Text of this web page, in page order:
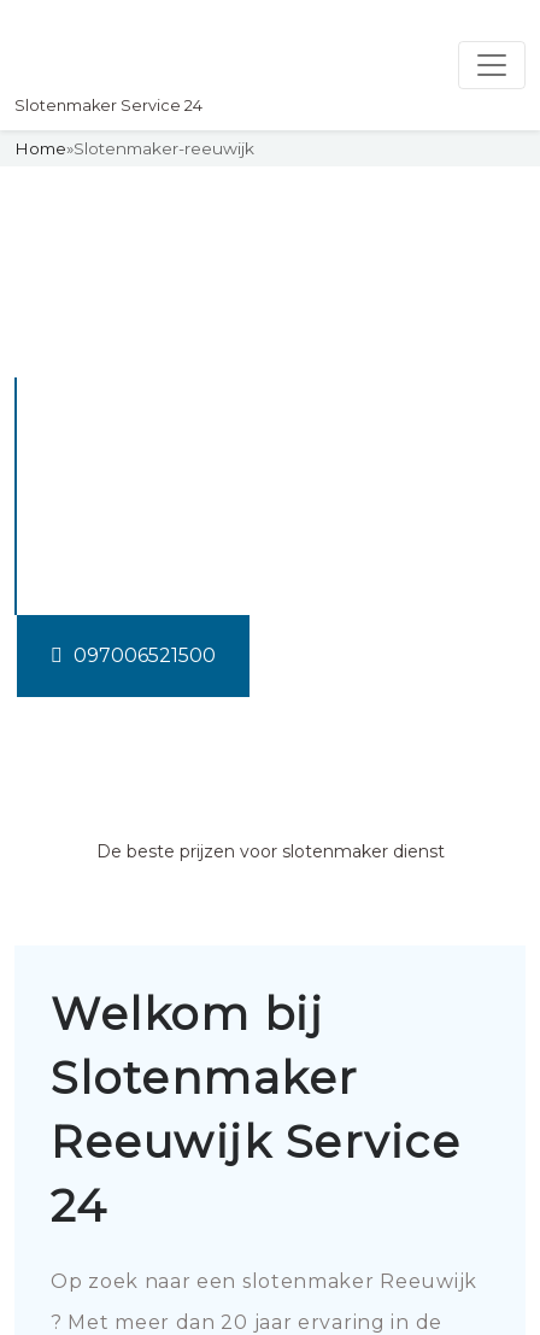
Slotenmaker Service 24
Home»Slotenmaker-reeuwijk
097006521500
De beste prijzen voor slotenmaker dienst
Welkom bij
Slotenmaker
Reeuwijk Service
24
Op zoek naar een slotenmaker Reeuwijk
? Met meer dan 20 jaar ervaring in de